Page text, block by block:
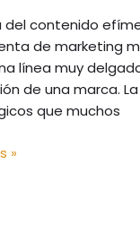
del contenido
de marketing
línea muy
de una marca.
que muchos
»